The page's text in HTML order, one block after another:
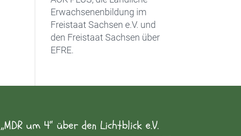
Erwachsenenbildung im
Freistaat Sachsen e.V. und
den Freistaat Sachsen über
EFRE.
„MDR um 4“ über den Lichtblick e.V.